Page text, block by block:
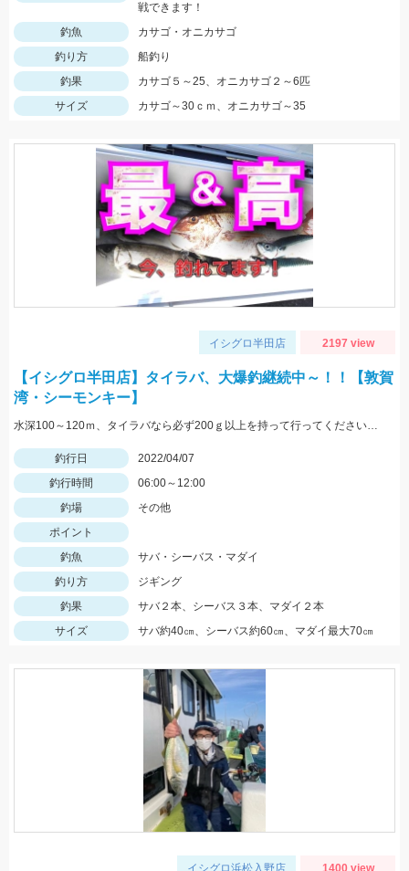
戦できます！
釣魚
カサゴ・オニカサゴ
釣り方
船釣り
釣果
カサゴ５～25、オニカサゴ２～6匹
サイズ
カサゴ～30ｃｍ、オニカサゴ～35
イシグロ半田店 2197 view
【イシグロ半田店】タイラバ、大爆釣継続中～！！【敦賀
湾・シーモンキー】
水深100～120ｍ、タイラバなら必ず200ｇ以上を持って行ってください！！
釣行日
2022/04/07
釣行時間
06:00～12:00
釣場
その他
ポイント
釣魚
サバ・シーバス・マダイ
釣り方
ジギング
釣果
サバ２本、シーバス３本、マダイ２本
サイズ
サバ約40㎝、シーバス約60㎝、マダイ最大70㎝
イシグロ浜松入野店 1400 view